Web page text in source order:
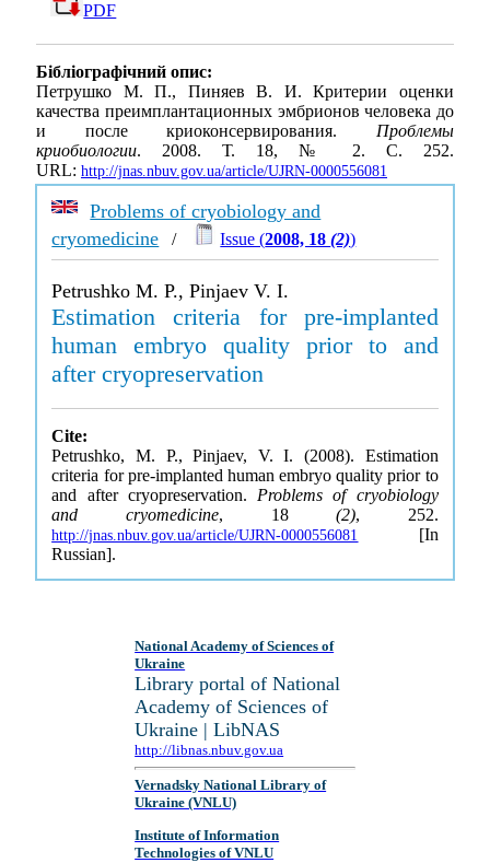
PDF
Бібліографічний опис:
Петрушко М. П., Пиняев В. И. Критерии оценки
качества преимплантационных эмбрионов человека до
и после криоконсервирования. Проблемы
криобиологии. 2008. Т. 18, № 2. С. 252.
URL: http://jnas.nbuv.gov.ua/article/UJRN-0000556081
Problems of cryobiology and
cryomedicine / Issue (2008, 18(2))
Petrushko M. P., Pinjaev V. I.
Estimation criteria for pre-implanted
human embryo quality prior to and
after cryopreservation
Cite:
Petrushko, M. P., Pinjaev, V. I. (2008). Estimation
criteria for pre-implanted human embryo quality prior to
and after cryopreservation. Problems of cryobiology
and cryomedicine, 18(2), 252.
http://jnas.nbuv.gov.ua/article/UJRN-0000556081
[In
Russian].
National Academy of Sciences of
Ukraine
Library portal of National
Academy of Sciences of
Ukraine | LibNAS
http://libnas.nbuv.gov.ua
Vernadsky National Library of
Ukraine (VNLU)
Institute of Information
Technologies of VNLU